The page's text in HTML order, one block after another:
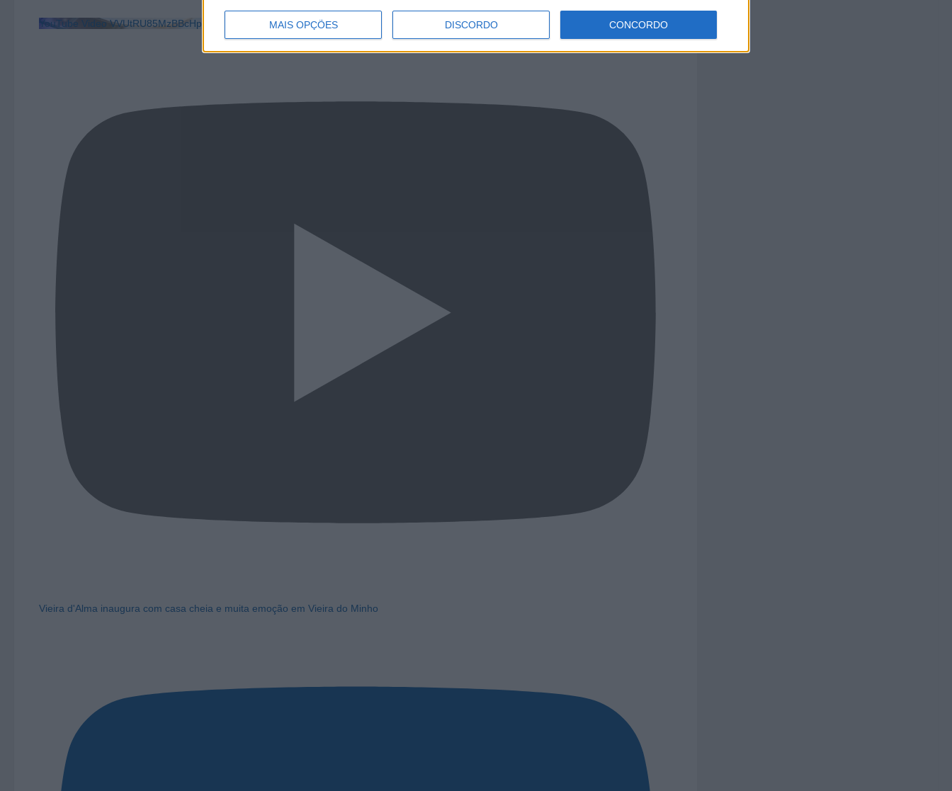
MAIS OPÇÕES DISCORDO CONCORDO
YouTube Video VVUtRU85MzBBcHpOcU5BUnpKX0wyV1ZBLkR5TmFiVWVZZDhv
Vieira d'Alma inaugura com casa cheia e muita emoção em Vieira do Minho